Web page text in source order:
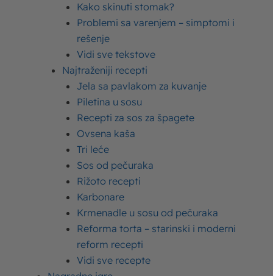
Kako skinuti stomak?
Problemi sa varenjem – simptomi i
rešenje
Vidi sve tekstove
Najtraženiji recepti
Jela sa pavlakom za kuvanje
Piletina u sosu
Recepti za sos za špagete
Ovsena kaša
Tri leće
Sos od pečuraka
Rižoto recepti
Karbonare
Krmenadle u sosu od pečuraka
Reforma torta – starinski i moderni
reform recepti
Vidi sve recepte
Najčitanije
Sutlijaš – recepti za sutlijaš fantastičnog
Palačinke recept – kako se prave ukusni
filovi i smesa za palačinke
Ugljeni hidrati – šta su ugljeni hidrati u hrani i
koja je njihova uloga